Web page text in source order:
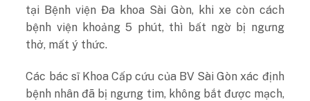
tại Bệnh viện Đa khoa Sài Gòn, khi xe còn cách
bệnh viện khoảng 5 phút, thì bất ngờ bị ngưng
thở, mất ý thức.
Các bác sĩ Khoa Cấp cứu của BV Sài Gòn xác định
bệnh nhân đã bị ngưng tim, không bắt được mạch,